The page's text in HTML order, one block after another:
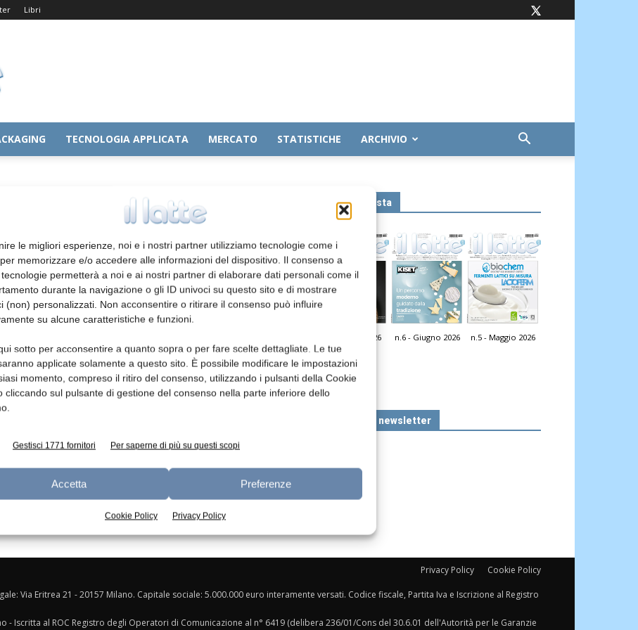
le migliori esperienze, noi e i nostri partner utilizziamo tecnologie come i
memorizzare e/o accedere alle informazioni del dispositivo. Il consenso a
permetterà a noi e ai nostri partner di elaborare dati personali come il
durante la navigazione o gli ID univoci su questo sito e di mostrare
(non) personalizzati. Non acconsentire o ritirare il consenso può influire
su alcune caratteristiche e funzioni.
sotto per acconsentire a quanto sopra o per fare scelte dettagliate. Le tue
applicate solamente a questo sito. È possibile modificare le impostazioni
momento, compreso il ritiro del consenso, utilizzando i pulsanti della Cookie
cliccando sul pulsante di gestione del consenso nella parte inferiore dello
Gestisci 1771 fornitori Per saperne di più su questi scopi
Accetta Preferenze
Cookie Policy Privacy Policy
Libri
TECNOLOGIA APPLICATA MERCATO STATISTICHE ARCHIVIO
Leggi la rivista
n.7 - Luglio 2026 n.6 - Giugno 2026 n.5 - Maggio 2026
Edicola Web
Iscriviti alla newsletter
Privacy Policy Cookie Policy
Via Eritrea 21 - 20157 Milano. Capitale sociale: 5.000.000 euro interamente versati. Codice fiscale, Partita Iva e Iscrizione al Registro
- Iscritta al ROC Registro degli Operatori di Comunicazione al n° 6419 (delibera 236/01/Cons del 30.6.01 dell'Autorità per le Garanzie